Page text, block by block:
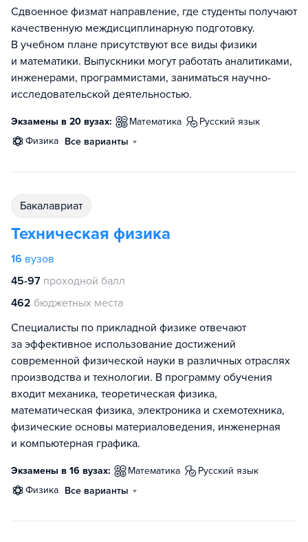
Сдвоенное физмат направление, где студенты получают
качественную междисциплинарную подготовку.
В учебном плане присутствуют все виды физики
и математики. Выпускники могут работать аналитиками,
инженерами, программистами, заниматься научно-
исследовательской деятельностью.
Экзамены в 20 вузах: математика
русский язык
физика Все варианты
бакалавриат
Техническая физика
16 вузов
45-97 проходной балл
462 бюджетных места
Специалисты по прикладной физике отвечают
за эффективное использование достижений
современной физической науки в различных отраслях
производства и технологии. В программу обучения
входит механика, теоретическая физика,
математическая физика, электроника и схемотехника,
физические основы материаловедения, инженерная
и компьютерная графика.
Экзамены в 16 вузах: математика
русский язык
физика Все варианты